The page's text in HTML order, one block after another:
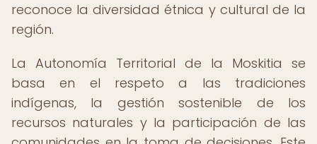
reconoce la diversidad étnica y cultural de la
región.
La Autonomía Territorial de la Moskitia se
basa en el respeto a las tradiciones
indígenas, la gestión sostenible de los
recursos naturales y la participación de las